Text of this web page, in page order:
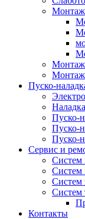
Монтаж
Монтаж
Монтаж
Пуско-
Пуско-
Пуско-
Пуско-
Сервис и
Систем
Систем
Систем
Систем
Контакты